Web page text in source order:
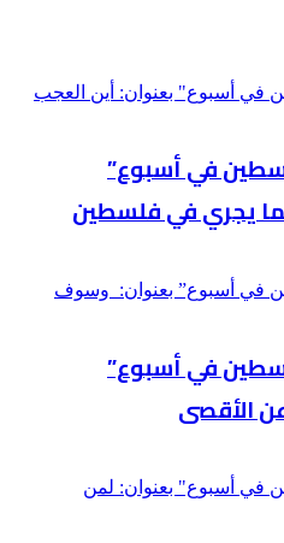
“فلسطين في أسبوع”
يجري في فلسطين
“فلسطين في أسبوع”
الأقصى